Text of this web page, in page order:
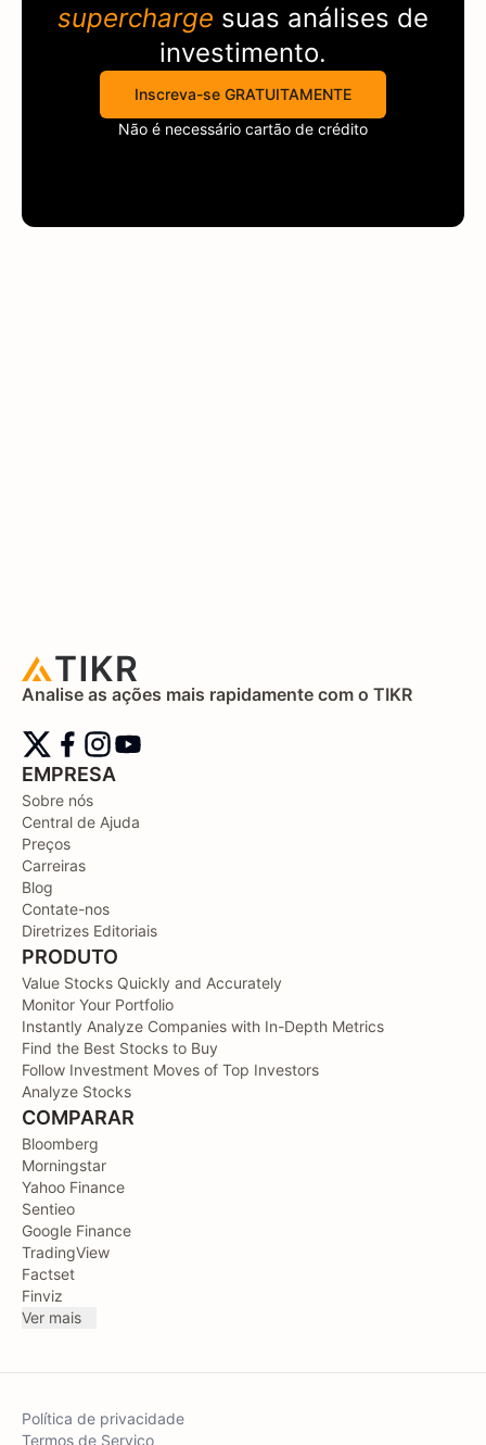
supercharge suas análises de
investimento.
Inscreva-se GRATUITAMENTE
Não é necessário cartão de crédito
Analise as ações mais rapidamente com o TIKR
EMPRESA
Sobre nós
Central de Ajuda
Preços
Carreiras
Blog
Contate-nos
Diretrizes Editoriais
PRODUTO
Value Stocks Quickly and Accurately
Monitor Your Portfolio
Instantly Analyze Companies with In-Depth Metrics
Find the Best Stocks to Buy
Follow Investment Moves of Top Investors
Analyze Stocks
COMPARAR
Bloomberg
Morningstar
Yahoo Finance
Sentieo
Google Finance
TradingView
Factset
Finviz
Ver mais
Política de privacidade
Termos de Serviço